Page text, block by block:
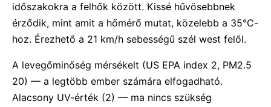
időszakokra a felhők között. Kissé hűvösebbnek
érződik, mint amit a hőmérő mutat, közelebb a 35°C-
hoz. Érezhető a 21 km/h sebességű szél west felől.
A levegőminőség mérsékelt (US EPA index 2, PM2.5
20) — a legtöbb ember számára elfogadható.
Alacsony UV-érték (2) — ma nincs szükség